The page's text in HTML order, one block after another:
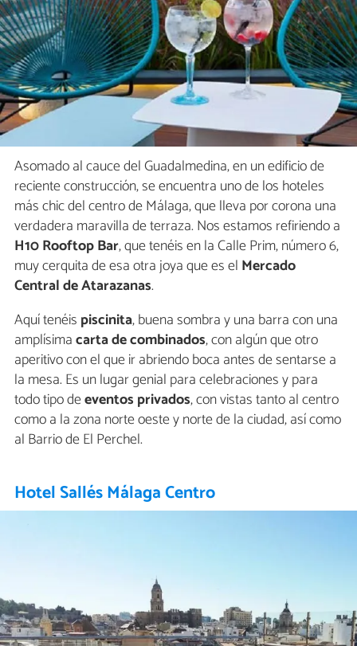
Asomado al cauce del Guadalmedina, en un edificio de
reciente construcción, se encuentra uno de los hoteles
más chic del centro de Málaga, que lleva por corona una
verdadera maravilla de terraza. Nos estamos refiriendo a
H10 Rooftop Bar, que tenéis en la Calle Prim, número 6,
muy cerquita de esa otra joya que es el Mercado
Central de Atarazanas.
Aquí tenéis piscinita, buena sombra y una barra con una
amplísimacarta de combinados, con algún que otro
aperitivo con el que ir abriendo boca antes de sentarse a
la mesa. Es un lugar genial para celebraciones y para
todo tipo deeventos privados, con vistas tanto al centro
como a la zona norte oeste y norte de la ciudad, así como
al Barrio de El Perchel.
Hotel Sallés Málaga Centro